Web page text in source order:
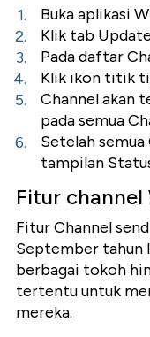
Buka aplikasi
Klik tab
Pada daftar
Klik ikon titik
Channel akan
pada semua
Setelah
tampilan
Fitur
Fitur Channel
September tahun
berbagai tokoh
tertentu untuk
mereka.